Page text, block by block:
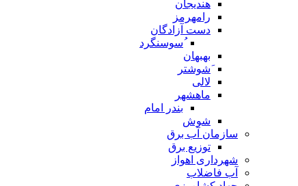
هندیجان
رامهرمز
دست آزادگان
ُسوسنگرد
بهبهان
َشوشتر
لالی
ماهشهر
بندر امام
شوش
سازمان آب برق
توزیع برق
شهرداری اهواز
آب فاضلاب